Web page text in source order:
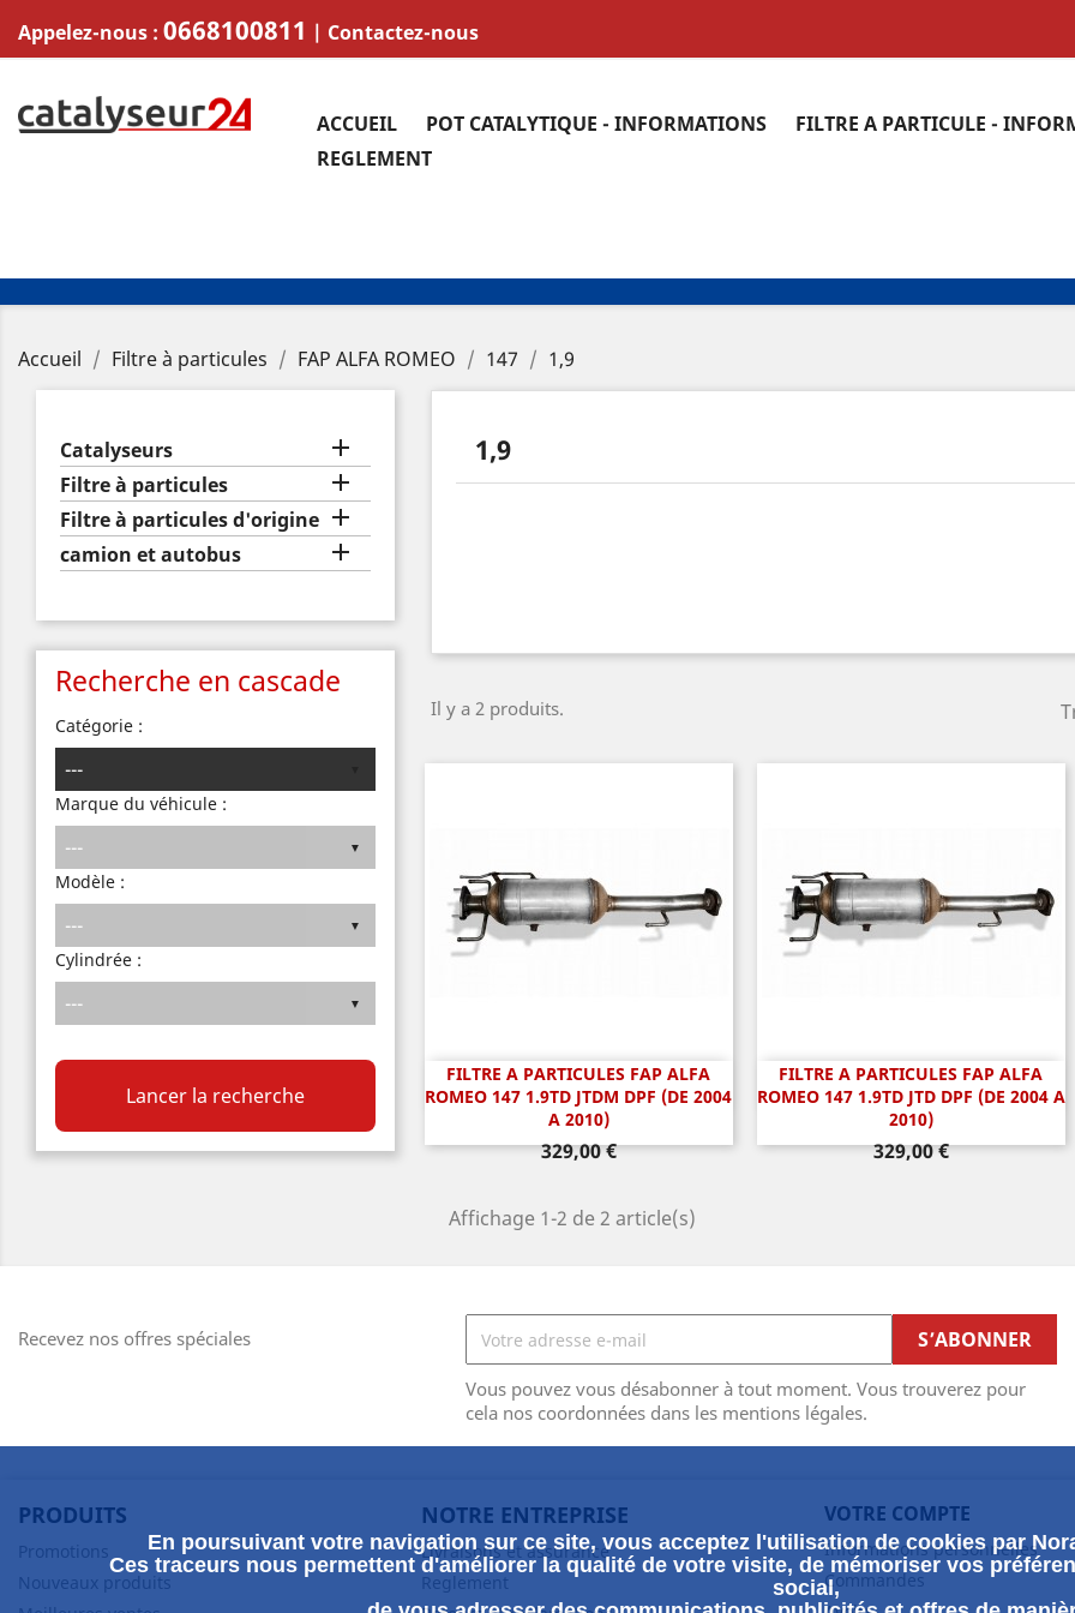
Appelez-nous : 0668100811 | Contactez-nous
ACCUEIL POT CATALYTIQUE - INFORMATIONS FILTRE A PARTICULE -
REGLEMENT
Accueil Filtre à particules FAP ALFA ROMEO 147 1,9
Catalyseurs 
Filtre à particules 
Filtre à particules d'origine 
camion et autobus 
Recherche en cascade
Catégorie :
Marque du véhicule :
Modèle :
Cylindrée :
Lancer la recherche
1,9
Il y a 2 produits.
FILTRE A PARTICULES FAP ALFA
ROMEO 147 1.9TD JTDM DPF (DE 2004
A 2010)
Prix
329,00 €
Aperçu rapide
FILTRE A PARTICULES FAP ALFA
ROMEO 147 1.9TD JTD DPF (DE 2004 A
2010)
Prix
329,00 €
Aperçu rapide
Affichage 1-2 de 2 article(s)
Recevez nos offres spéciales
Vous pouvez vous désabonner à tout moment. Vous trouverez pour
cela nos coordonnées dans les mentions légales.
PRODUITS
Promotions
Nouveaux produits
NOTRE ENTREPRISE
Livraisons et assurance
Reglement
VOTRE COMPTE
Informations personnelles
Commandes
En poursuivant votre navigation sur ce site, vous acceptez l'utilisation de cookies par
Ces traceurs nous permettent d'améliorer la qualité de votre visite, de mémoriser vos
social,